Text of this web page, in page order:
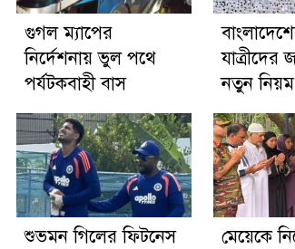
গুগল ম্যাপের
নির্দেশনায় ভুল পথে
পর্যটকবাহী বাস
যাত্রীদের
নতুন নিয়ম
শুভমন গিলের ফিটনেস মেয়েকে